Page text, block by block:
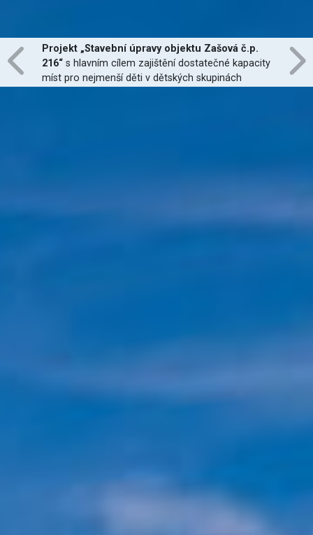
Projekt „Stavební úpravy objektu Zašová č.p.
216“ s hlavním cílem zajištění dostatečné kapacity
míst pro nejmenší děti v dětských skupinách